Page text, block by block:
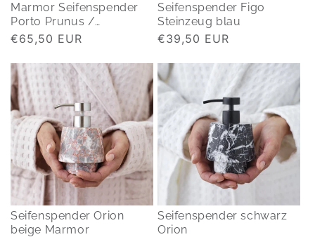
Marmor Seifenspender
Porto Prunus /
zartviolett
Normaler
€65,50 EUR
Seifenspender Figo
Steinzeug blau
Normaler
€39,50 EUR
Seifenspender Orion
beige Marmor
Seifenspender schwarz
Orion